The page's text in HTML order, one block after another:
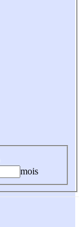
mois